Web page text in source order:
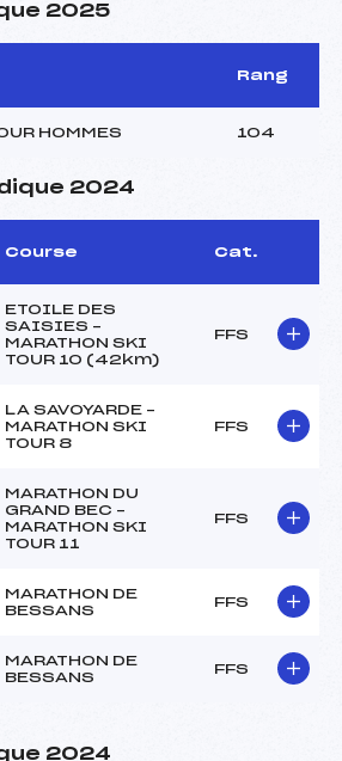
2025
Rang
HOMMES 104
2024
Course Cat.
ETOILE DES
SAISIES –
MARATHON SKI
TOUR 10 (42km)
FFS
LA SAVOYARDE –
MARATHON SKI
TOUR 8
FFS
MARATHON DU
GRAND BEC –
MARATHON SKI
TOUR 11
FFS
MARATHON DE
BESSANS
FFS
MARATHON DE
BESSANS
FFS
2024